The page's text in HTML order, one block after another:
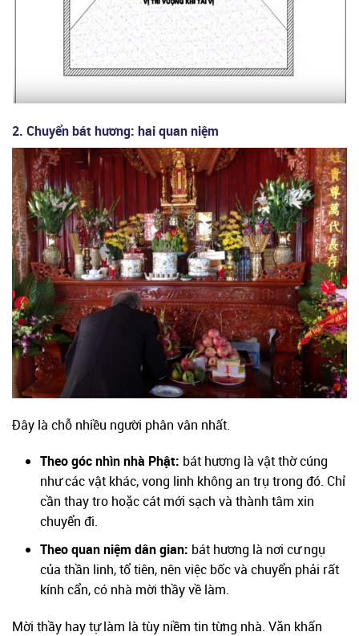
2. Chuyển bát hương: hai quan niệm
Đây là chỗ nhiều người phân vân nhất.
Theo góc nhìn nhà Phật: bát hương là vật thờ cúng
như các vật khác, vong linh không an trụ trong đó. Chỉ
cần thay tro hoặc cát mới sạch và thành tâm xin
chuyển đi.
Theo quan niệm dân gian: bát hương là nơi cư ngụ
của thần linh, tổ tiên, nên việc bốc và chuyển phải rất
kính cẩn, có nhà mời thầy về làm.
Mời thầy hay tự làm là tùy niềm tin từng nhà. Văn khấn